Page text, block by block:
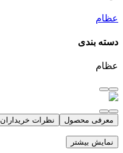
عظام
دسته بندی
عظام
معرفی محصول نظرات خریداران
نمایش بیشتر